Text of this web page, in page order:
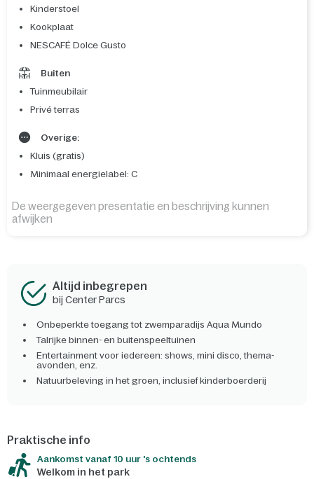
Kinderstoel
Kookplaat
NESCAFÉ Dolce Gusto
Buiten
Tuinmeubilair
Privé terras
Overige:
Kluis (gratis)
Minimaal energielabel: C
De weergegeven presentatie en beschrijving kunnen
afwijken
Altijd inbegrepen
bij Center Parcs
Onbeperkte toegang tot zwemparadijs Aqua Mundo
Talrijke binnen- en buitenspeeltuinen
Entertainment voor iedereen: shows, mini disco, thema-
avonden, enz.
Natuurbeleving in het groen, inclusief kinderboerderij
Praktische info
Aankomst vanaf 10 uur 's ochtends
Welkom in het park